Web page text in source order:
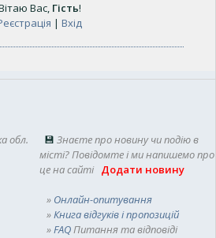
Вас, Гість!
| Вхід
обл.
💾 Знаєте про новину чи подію в
місті? Повідомте і ми напишемо про
це на сайті Додати новину
» Онлайн-опитування
»Книга відгуків і пропозицій
»FAQПитання та відповіді